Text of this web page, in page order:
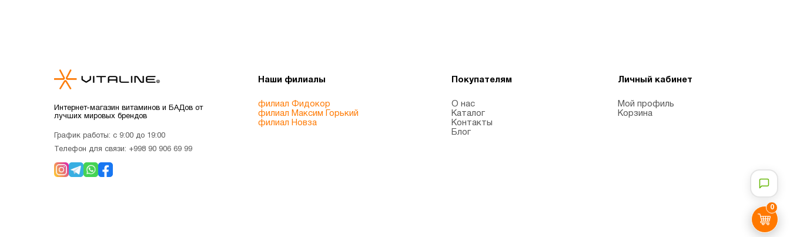
0
Интернет-магазин витаминов и БАДов от
лучших мировых брендов
График работы: с 9:00 до 19:00
Телефон для связи: +998 90 906 69 99
Наши филиалы
филиал Фидокор
филиал Максим Горький
филиал Новза
Покупателям
О нас
Каталог
Контакты
Блог
Личный кабинет
Мой профиль
Корзина